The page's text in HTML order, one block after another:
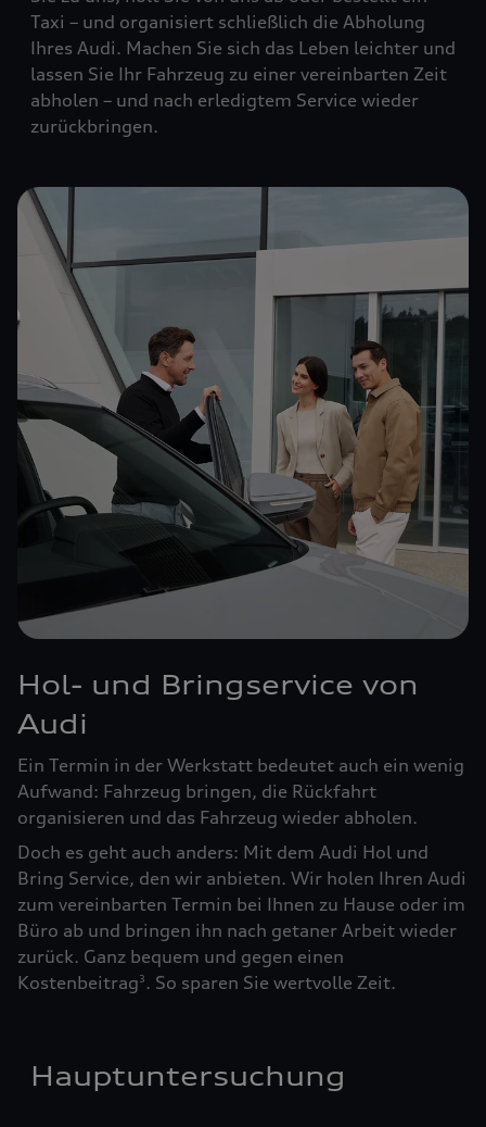
Taxi – und organisiert schließlich die Abholung
Ihres Audi. Machen Sie sich das Leben leichter und
lassen Sie Ihr Fahrzeug zu einer vereinbarten Zeit
abholen – und nach erledigtem Service wieder
zurückbringen.
Hol- und Bringservice von
Audi
Ein Termin in der Werkstatt bedeutet auch ein wenig
Aufwand: Fahrzeug bringen, die Rückfahrt
organisieren und das Fahrzeug wieder abholen.
Doch es geht auch anders: Mit dem Audi Hol und
Bring Service, den wir anbieten. Wir holen Ihren Audi
zum vereinbarten Termin bei Ihnen zu Hause oder im
Büro ab und bringen ihn nach getaner Arbeit wieder
zurück. Ganz bequem und gegen einen
Kostenbeitrag3. So sparen Sie wertvolle Zeit.
Hauptuntersuchung